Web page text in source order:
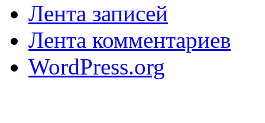
Лента записей
Лента комментариев
WordPress.org